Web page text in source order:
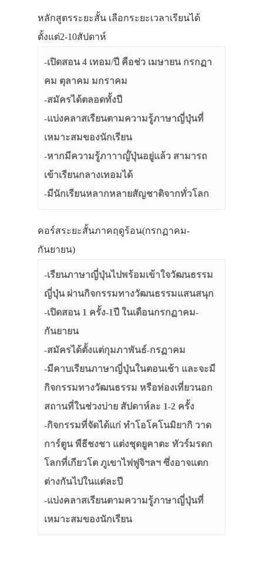
หลักสูตรระยะสั้น เลือกระยะเวลาเรียนได้
ตั้งแต่2-10สัปดาห์
-เปิดสอน 4 เทอม/ปี คือช่ว เมษายน กรกฏา
คม ตุลาคม มกราคม
-สมัครได้ตลอดทั้งปี
-แบ่งคลาสเรียนตามความรู้ภาษาญี่ปุ่นที่
เหมาะสมของนักเรียน
-หากมีความรู้ภาาาญ๊่ปุ่นอยู่แล้ว สามารถ
เข้าเรียนกลางเทอมได้
-มีนักเรียนหลากหลายสัญชาติจากทั่วโลก
คอร์สระยะสั้นภาคฤดูร้อน(กรกฏาคม-
กันยายน)
-เรียนภาษาญี่ปุ่นไปพร้อมเข้าใจวัฒนธรรม
ญี่ปุ่น ผ่านกิจกรรมทางวัฒนธรรมแสนสนุก
-เปิดสอน 1 ครั้ง-1ปี ในเดือนกรกฏาคม-
กันยายน
-สมัครได้ตั้งแต่กุมภาพันธ์-กรฏาคม
-มีคาบเรียนภาษาญี่ปุ่นในตอนเช้า และจะมี
กิจกรรมทางวัฒนธรรม หรือท่องเที่ยวนอก
สถานที่ในช่วงบ่าย สัปดาห์ละ 1-2 ครั้ง
-กิจกรรมที่จัดได้แก่ ทำโอโคโนมิยากิ วาด
การ์ตูน พืธีชงชา แต่งชุดยูคาตะ ทัวร์มรดก
โลกที่เกียวโต ภูเขาไฟฟูจิฯลฯ ซึ่งอาจแตก
ต่างกันไปในแต่ละปี
-แบ่งคลาสเรียนตามความรู้ภาษาญี่ปุ่นที่
เหมาะสมของนักเรียน